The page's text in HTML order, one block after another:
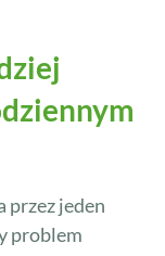
przez jeden
problem